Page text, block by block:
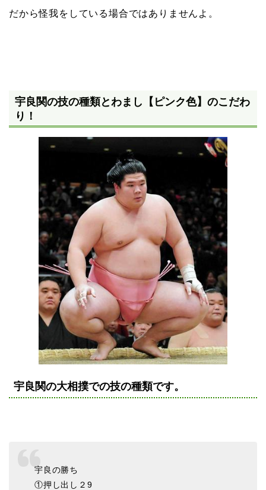
だから怪我をしている場合ではありませんよ。
宇良関の技の種類とわまし【ピンク色】のこだわ
り！
宇良関の大相撲での技の種類です。
宇良の勝ち
①押し出し２9